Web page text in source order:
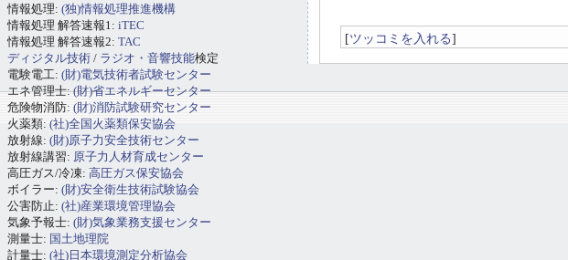
[ツッコミを入れる]
情報処理: (独)情報処理推進機構
情報処理 解答速報1: iTEC
情報処理 解答速報2: TAC
ディジタル技術 / ラジオ・音響技能検定
電験電工: (財)電気技術者試験センター
エネ管理士:(財)省エネルギーセンター
危険物消防: (財)消防試験研究センター
火薬類: (社)全国火薬類保安協会
放射線: (財)原子力安全技術センター
放射線講習: 原子力人材育成センター
高圧ガス/冷凍: 高圧ガス保安協会
ボイラー: (財)安全衛生技術試験協会
公害防止: (社)産業環境管理協会
気象予報士: (財)気象業務支援センター
測量士: 国土地理院
計量士: (社)日本環境測定分析協会